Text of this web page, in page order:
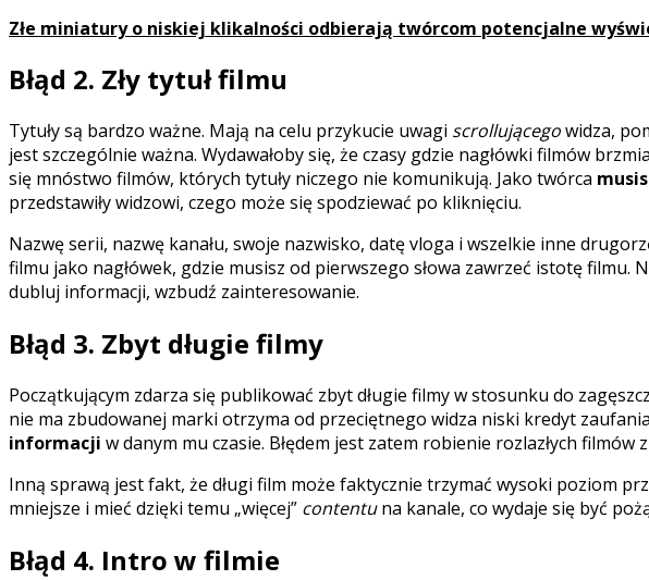
Złe miniatury o niskiej klikalności odbierają twórcom potencjalne
Błąd 2. Zły tytuł filmu
Tytuły są bardzo ważne. Mają na celu przykucie uwagi scrollującegowidza,
jest szczególnie ważna. Wydawałoby się, że czasy gdzie nagłówki filmów
się mnóstwo filmów, których tytuły niczego nie komunikują. Jako twórca
przedstawiły widzowi, czego może się spodziewać po kliknięciu.
Nazwę serii, nazwę kanału, swoje nazwisko, datę vloga i wszelkie inne
filmu jako nagłówek, gdzie musisz od pierwszego słowa zawrzeć istotę filmu.
dubluj informacji, wzbudź zainteresowanie.
Błąd 3. Zbyt długie filmy
Początkującym zdarza się publikować zbyt długie filmy w stosunku do
nie ma zbudowanej marki otrzyma od przeciętnego widza niski kredyt
informacji w danym mu czasie. Błędem jest zatem robienie rozlazłych
Inną sprawą jest fakt, że długi film może faktycznie trzymać wysoki poziom
mniejsze i mieć dzięki temu „więcej” contentuna kanale, co wydaje się być
Błąd 4. Intro w filmie